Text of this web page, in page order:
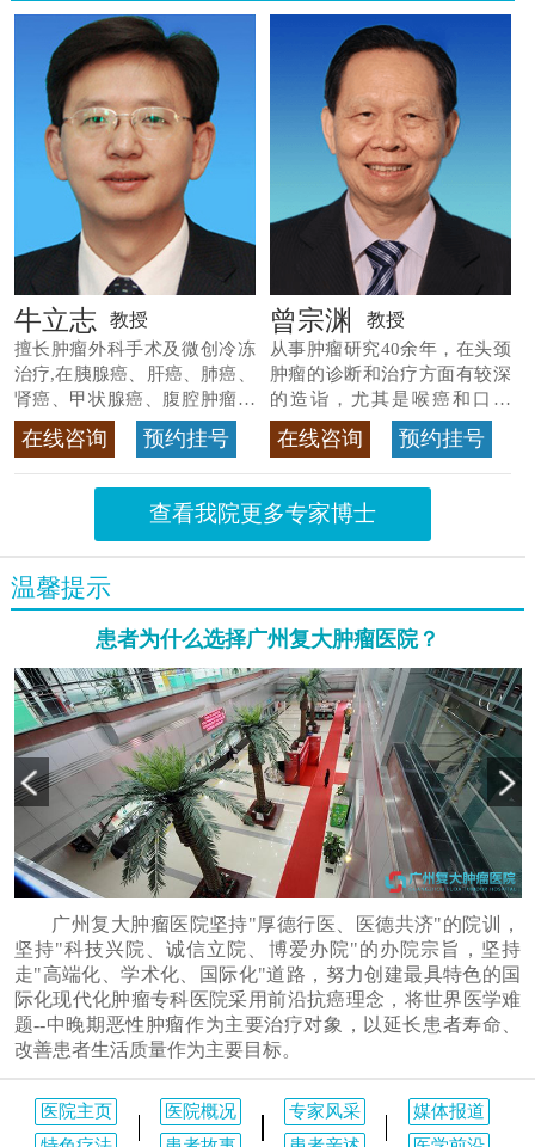
牛立志 教授
擅长肿瘤外科手术及微创冷冻
治疗,在胰腺癌、肝癌、肺癌、
肾癌、甲状腺癌、腹腔肿瘤等
>>查看专家详情
在线咨询 预约挂号
曾宗渊 教授
从事肿瘤研究40余年，在头颈
肿瘤的诊断和治疗方面有较深
的造诣，尤其是喉癌和口腔
癌，迄今仍是广东喉癌单病种
首席专家>>查看专家详情
在线咨询 预约挂号
查看我院更多专家博士
温馨提示
患者为什么选择广州复大肿瘤医院？
广州复大肿瘤医院坚持"厚德行医、医德共济"的院训，
坚持"科技兴院、诚信立院、博爱办院"的办院宗旨，坚持
走"高端化、学术化、国际化"道路，努力创建最具特色的国
际化现代化肿瘤专科医院采用前沿抗癌理念，将世界医学难
题--中晚期恶性肿瘤作为主要治疗对象，以延长患者寿命、
改善患者生活质量作为主要目标。
医院主页 医院概况 专家风采
媒体报道